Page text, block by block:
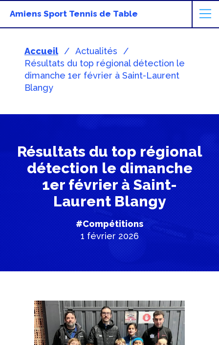
Amiens Sport Tennis de Table
Accueil
Actualités
Résultats du top régional détection le
dimanche 1er février à Saint-Laurent
Blangy
Résultats du top régional
détection le dimanche
1er février à Saint-
Laurent Blangy
#Compétitions
1 février 2026